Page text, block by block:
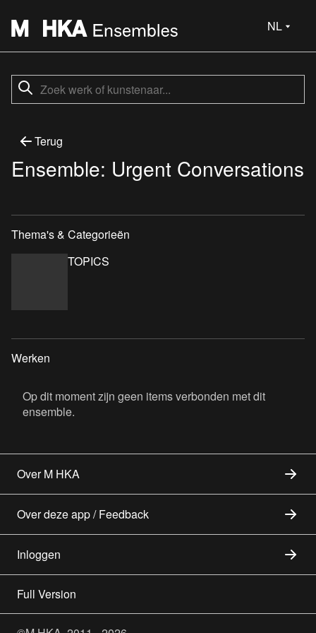
NL
Terug
Ensemble: Urgent Conversations
Thema's & Categorieën
TOPICS
Werken
Op dit moment zijn geen items verbonden met dit
ensemble.
Over M HKA
Over deze app / Feedback
Inloggen
Full Version